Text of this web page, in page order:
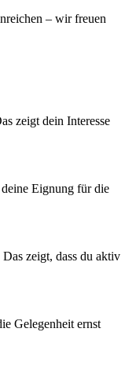
– wir freuen
zeigt dein Interesse
Eignung für die
zeigt, dass du aktiv
Gelegenheit ernst